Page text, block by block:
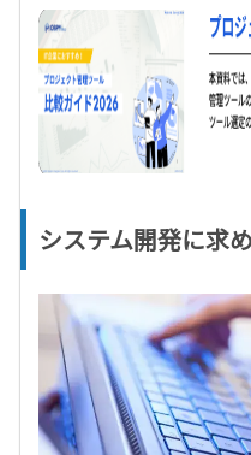
システム開発に求